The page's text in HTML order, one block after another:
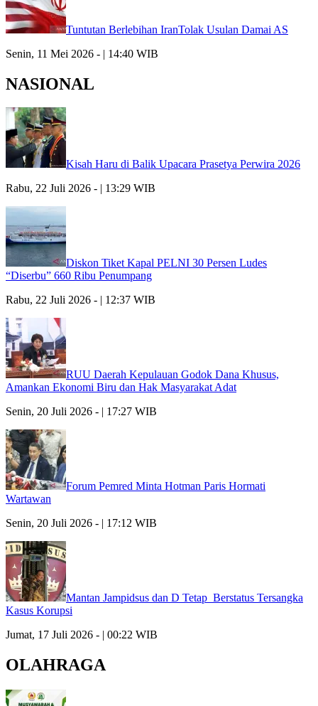
Tuntutan Berlebihan IranTolak Usulan Damai AS
Senin, 11 Mei 2026 - | 14:40 WIB
NASIONAL
Kisah Haru di Balik Upacara Prasetya Perwira 2026
Rabu, 22 Juli 2026 - | 13:29 WIB
Diskon Tiket Kapal PELNI 30 Persen Ludes
“Diserbu” 660 Ribu Penumpang
Rabu, 22 Juli 2026 - | 12:37 WIB
RUU Daerah Kepulauan Godok Dana Khusus,
Amankan Ekonomi Biru dan Hak Masyarakat Adat
Senin, 20 Juli 2026 - | 17:27 WIB
Forum Pemred Minta Hotman Paris Hormati
Wartawan
Senin, 20 Juli 2026 - | 17:12 WIB
Mantan Jampidsus dan D Tetap Berstatus Tersangka
Kasus Korupsi
Jumat, 17 Juli 2026 - | 00:22 WIB
OLAHRAGA